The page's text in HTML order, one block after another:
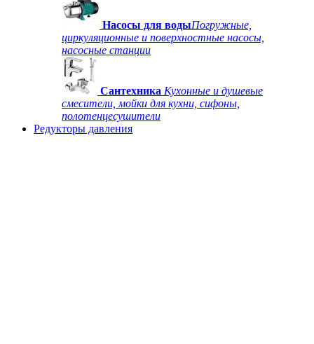
Насосы для водыПогружные,
циркуляционные и поверхностные насосы,
насосные станции
Сантехника Кухонные и душевые
смесители, мойки для кухни, сифоны,
полотенцесушители
Редукторы давления